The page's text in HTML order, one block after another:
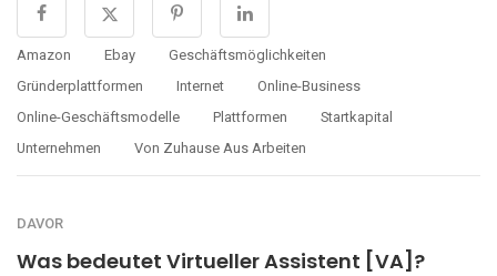
Amazon Ebay
Geschäftsmöglichkeiten
Gründerplattformen
Internet
Online-Business
Online-Geschäftsmodelle
Plattformen
Startkapital
Unternehmen
Von Zuhause Aus Arbeiten
DAVOR
Was bedeutet Virtueller Assistent [VA]?